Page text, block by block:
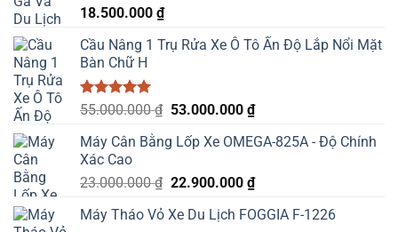
Được xếp
5 sao
18.500.000 ₫
Cầu Nâng 1 Trụ Rửa Xe Ô Tô Ấn Độ Lắp Nổi Mặt
Bàn Chữ H
Được xếp
5 sao
55.000.000₫ Giá
là:
53.000.000 ₫Giá
tại
53.000.000 ₫.
Máy Cân Bằng Lốp Xe OMEGA-825A - Độ Chính
Xác Cao
23.000.000₫ Giá
là:
22.900.000 ₫Giá
tại
Máy Tháo Vỏ Xe Du Lịch FOGGIA F-1226